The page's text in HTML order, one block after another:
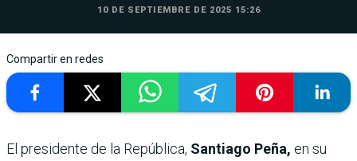
10 DE SEPTIEMBRE DE 2025 15:26
Compartir en redes
El presidente de la República, Santiago Peña, en su